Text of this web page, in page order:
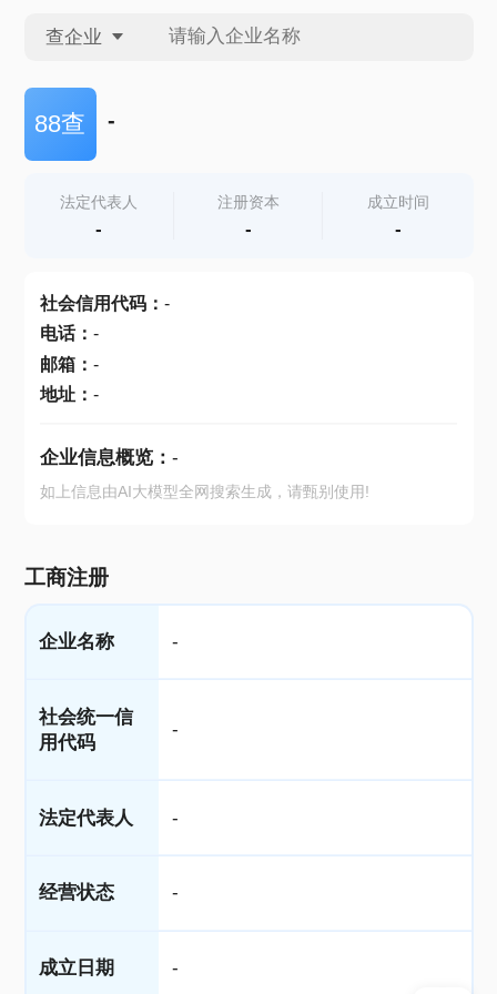
查企业
查企业
查产地
88查 -
法定代表人
-
注册资本
-
成立时间
-
社会信用代码： -
电话： -
邮箱： -
地址： -
企业信息概览： -
如上信息由AI大模型全网搜索生成，请甄别使用!
工商注册
企业名称 -
社会统一信
用代码
-
法定代表人 -
经营状态 -
成立日期 -